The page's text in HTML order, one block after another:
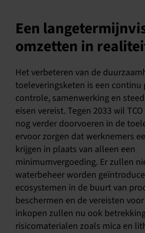
Een
omzetten in
Het verbeteren van de
toeleveringsketen is een continu
controle, samenwerking en
eisen vereist. Tegen 2033 wil
nog verder doorvoeren in de
ervoor zorgen dat werknemers
krijgen in plaats van alleen een
minimumvergoeding. Er zullen
waterbeheer worden
ecosystemen in de buurt van
beschermen en de vereisten
inkopen zullen nu ook
risicomaterialen zoals mica en